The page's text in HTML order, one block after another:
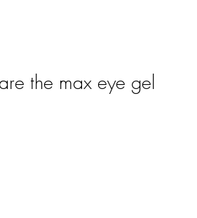
the max eye gel